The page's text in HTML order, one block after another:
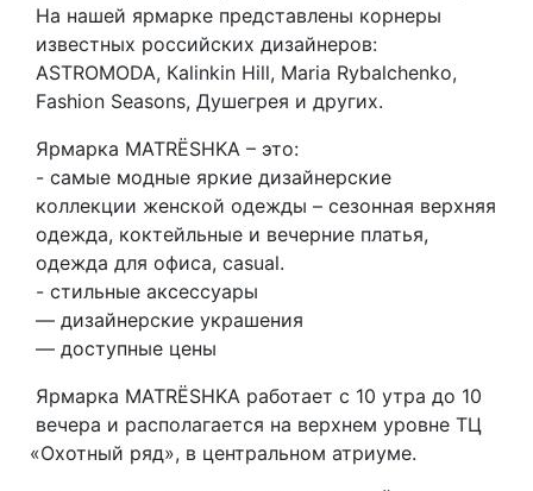
На нашей ярмарке представлены корнеры
известных российских дизайнеров:
ASTROMODA, Кalinkin Hill, Maria Rybalchenko,
Fashion Seasons, Душегрея и других.
Ярмарка MATRЁSHKA – это:
- cамые модные яркие дизайнерские
коллекции женской одежды – сезонная верхняя
одежда, коктейльные и вечерние платья,
одежда для офиса, casual.
- cтильные аксессуары
— дизайнерские украшения
— доступные цены
Ярмарка MATRЁSHKA работает с 10 утра до 10
вечера и располагается на верхнем уровне ТЦ
«Охотный ряд», в центральном атриуме.